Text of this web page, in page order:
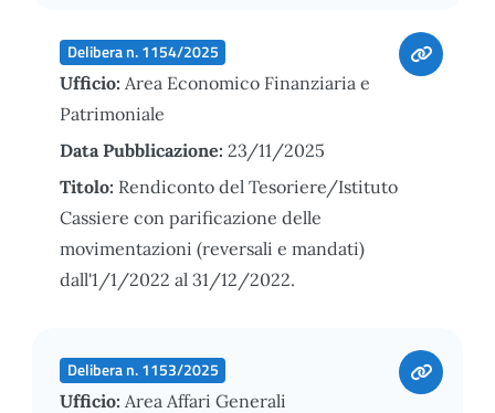
Delibera n. 1154/2025
Ufficio: Area Economico Finanziaria e
Patrimoniale
Data Pubblicazione: 23/11/2025
Titolo: Rendiconto del Tesoriere/Istituto
Cassiere con parificazione delle
movimentazioni (reversali e mandati)
dall'1/1/2022 al 31/12/2022.
Delibera n. 1153/2025
Ufficio: Area Affari Generali